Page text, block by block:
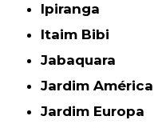
Ipiranga
Itaim Bibi
Jabaquara
Jardim América
Jardim Europa